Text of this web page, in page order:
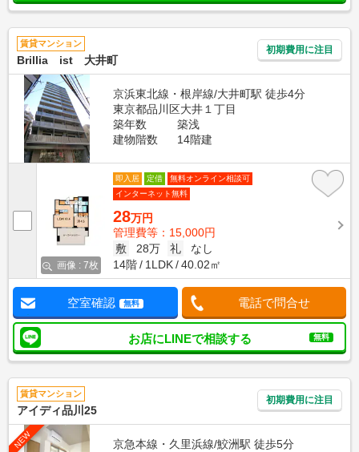
賃貸マンション
Brillia ist 大井町
初期費用に注目
京浜東北線・根岸線/大井町駅 徒歩4分
東京都品川区大井１丁目
築年数
築浅
建物階数
14階建
画像 : 7枚
即入居 定借
無料オンライン相談可
インターネット無料
28万円
管理費等：15,000円
敷
28万 礼
なし
14階
1LDK 40.02㎡
空室確認 無料 電話で問合せ
お店にLINEで相談する 無料
賃貸マンション
アイディ品川25
初期費用に注目
NEW
京急本線・久里浜線/鮫洲駅 徒歩5分